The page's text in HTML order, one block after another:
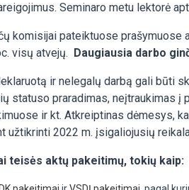
Seminaro metu lektorė
komisijai pateiktuose
visų atvejų. Daugiausia darbo
ir nelegalų darbą gali būti
statuso praradimas, neįtraukimas
ir kt. Atkreiptinas dėmesys,
užtikrinti 2022 m. įsigaliojusių
teisės aktų pakeitimų, tokių kaip: